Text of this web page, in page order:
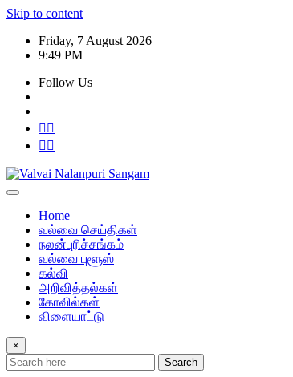
Skip to content
Friday, 7 August 2026
9:49 PM
Follow Us
Home
வல்வை செய்திகள்
நலன்புரிச்சங்கம்
வல்வை புளூஸ்
கல்வி
அறிவித்தல்கள்
கோவில்கள்
விளையாட்டு
×
Search